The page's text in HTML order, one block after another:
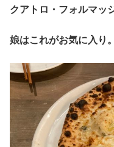
クアトロ・フォルマッ
娘はこれがお気に入り。